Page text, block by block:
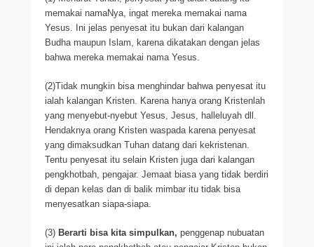
memakai namaNya, ingat mereka memakai nama
Yesus. Ini jelas penyesat itu bukan dari kalangan
Budha maupun Islam, karena dikatakan dengan jelas
bahwa mereka memakai nama Yesus.
(2)Tidak mungkin bisa menghindar bahwa penyesat itu
ialah kalangan Kristen. Karena hanya orang Kristenlah
yang menyebut-nyebut Yesus, Jesus, halleluyah dll.
Hendaknya orang Kristen waspada karena penyesat
yang dimaksudkan Tuhan datang dari kekristenan.
Tentu penyesat itu selain Kristen juga dari kalangan
pengkhotbah, pengajar. Jemaat biasa yang tidak berdiri
di depan kelas dan di balik mimbar itu tidak bisa
menyesatkan siapa-siapa.
(3) Berarti bisa kita simpulkan, penggenap nubuatan